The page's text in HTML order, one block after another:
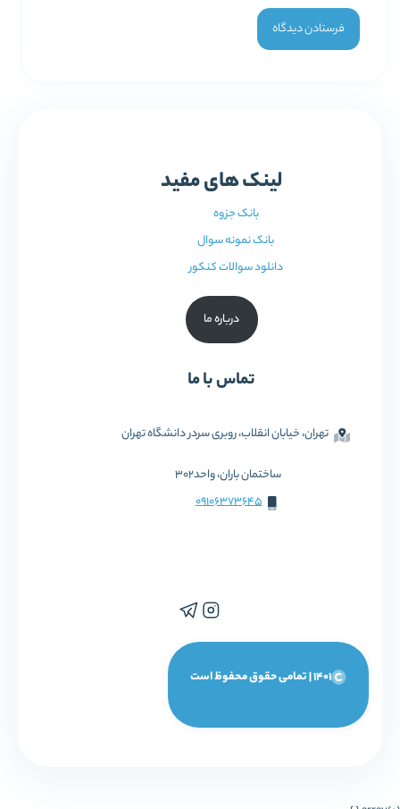
لینک های مفید
بانک جزوه
بانک نمونه سوال
دانلود سوالات کنکور
درباره ما
تماس با ما
تهران، خیابان انقلاب، روبری سردر دانشگاه تهران
ساختمان باران، واحد302
09106373645
1401 | تمامی حقوق محفوظ است